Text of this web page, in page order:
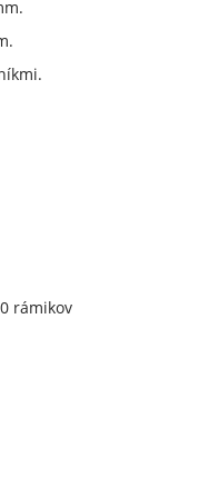
rámikov